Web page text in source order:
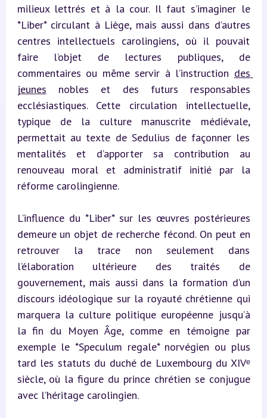
milieux lettrés et à la cour. Il faut s’imaginer le
*Liber* circulant à Liège, mais aussi dans d’autres
centres intellectuels carolingiens, où il pouvait
faire l’objet de lectures publiques, de
commentaires ou même servir à l’instruction des
jeunes nobles et des futurs responsables
ecclésiastiques. Cette circulation intellectuelle,
typique de la culture manuscrite médiévale,
permettait au texte de Sedulius de façonner les
mentalités et d’apporter sa contribution au
renouveau moral et administratif initié par la
réforme carolingienne.
L’influence du *Liber* sur les œuvres postérieures
demeure un objet de recherche fécond. On peut en
retrouver la trace non seulement dans
l’élaboration ultérieure des traités de
gouvernement, mais aussi dans la formation d’un
discours idéologique sur la royauté chrétienne qui
marquera la culture politique européenne jusqu’à
la fin du Moyen Âge, comme en témoigne par
exemple le *Speculum regale* norvégien ou plus
tard les statuts du duché de Luxembourg du XIVᵉ
siècle, où la figure du prince chrétien se conjugue
avec l’héritage carolingien.